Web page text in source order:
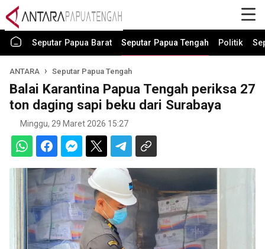
Seputar Papua Barat Seputar Papua Tengah Politik
ANTARA Seputar Papua Tengah
Balai Karantina Papua Tengah periksa 27
ton daging sapi beku dari Surabaya
Minggu, 29 Maret 2026 15:27